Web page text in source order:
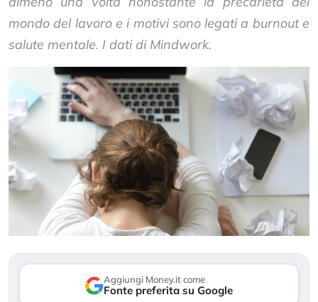
mondo del lavoro e i motivi sono legati a burnout e
salute mentale. I dati di Mindwork.
Aggiungi Money.it come
Fonte preferita su Google